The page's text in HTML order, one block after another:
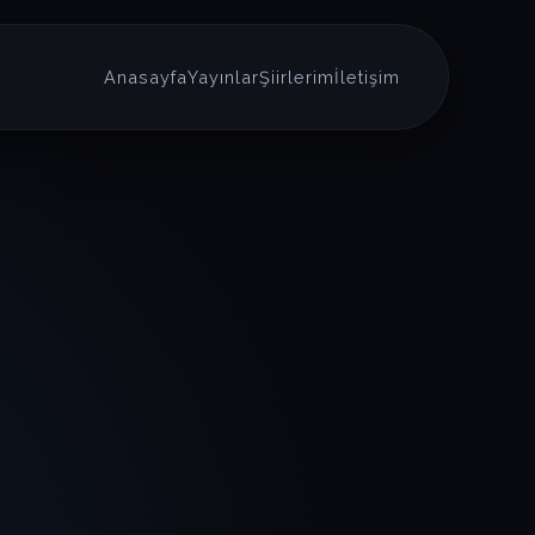
AnasayfaYayınlarŞiirlerimİletişim